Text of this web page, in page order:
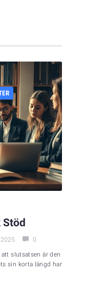
0
slutsatsen är den
sin korta längd har